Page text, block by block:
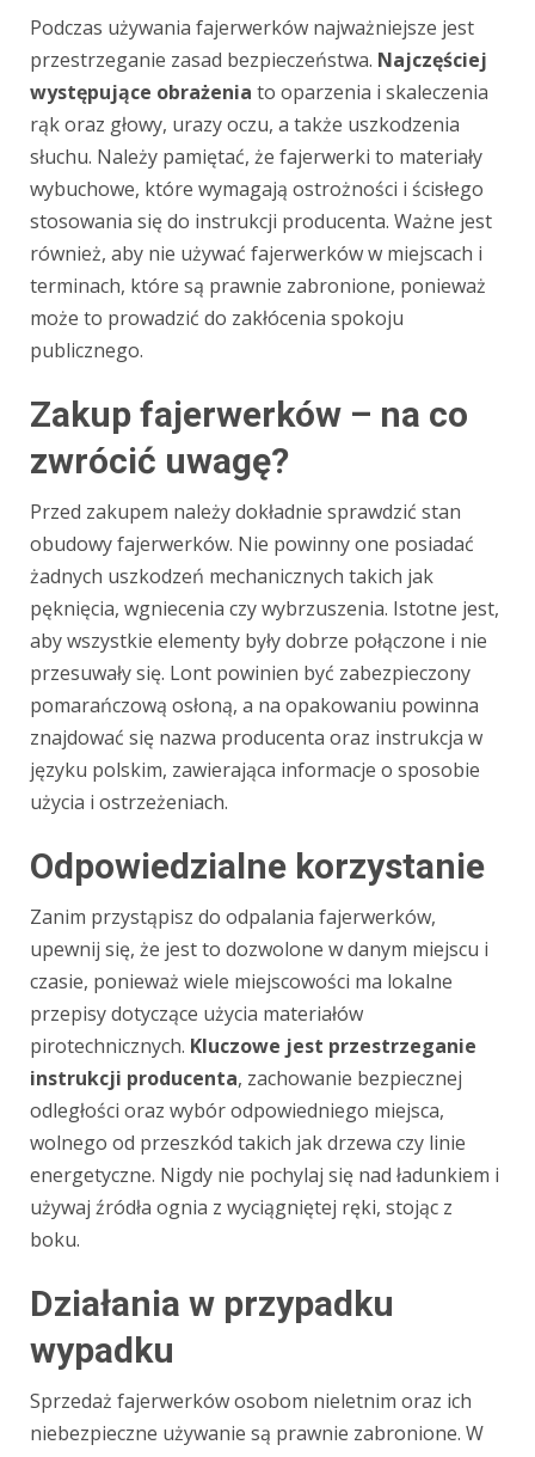
Podczas używania fajerwerków najważniejsze jest
przestrzeganie zasad bezpieczeństwa. Najczęściej
występujące obrażenia to oparzenia i skaleczenia
rąk oraz głowy, urazy oczu, a także uszkodzenia
słuchu. Należy pamiętać, że fajerwerki to materiały
wybuchowe, które wymagają ostrożności i ścisłego
stosowania się do instrukcji producenta. Ważne jest
również, aby nie używać fajerwerków w miejscach i
terminach, które są prawnie zabronione, ponieważ
może to prowadzić do zakłócenia spokoju
publicznego.
Zakup fajerwerków – na co
zwrócić uwagę?
Przed zakupem należy dokładnie sprawdzić stan
obudowy fajerwerków. Nie powinny one posiadać
żadnych uszkodzeń mechanicznych takich jak
pęknięcia, wgniecenia czy wybrzuszenia. Istotne jest,
aby wszystkie elementy były dobrze połączone i nie
przesuwały się. Lont powinien być zabezpieczony
pomarańczową osłoną, a na opakowaniu powinna
znajdować się nazwa producenta oraz instrukcja w
języku polskim, zawierająca informacje o sposobie
użycia i ostrzeżeniach.
Odpowiedzialne korzystanie
Zanim przystąpisz do odpalania fajerwerków,
upewnij się, że jest to dozwolone w danym miejscu i
czasie, ponieważ wiele miejscowości ma lokalne
przepisy dotyczące użycia materiałów
pirotechnicznych. Kluczowe jest przestrzeganie
instrukcji producenta, zachowanie bezpiecznej
odległości oraz wybór odpowiedniego miejsca,
wolnego od przeszkód takich jak drzewa czy linie
energetyczne. Nigdy nie pochylaj się nad ładunkiem i
używaj źródła ognia z wyciągniętej ręki, stojąc z
boku.
Działania w przypadku
wypadku
Sprzedaż fajerwerków osobom nieletnim oraz ich
niebezpieczne używanie są prawnie zabronione. W